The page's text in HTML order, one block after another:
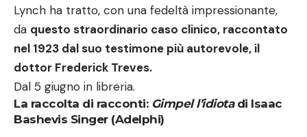
Lynch ha tratto, con una fedeltà impressionante,
da questo straordinario caso clinico, raccontato
nel 1923 dal suo testimone più autorevole, il
dottor Frederick Treves.
Dal 5 giugno in libreria.
La raccolta di racconti: Gimpel l’idiota di Isaac
Bashevis Singer (Adelphi)